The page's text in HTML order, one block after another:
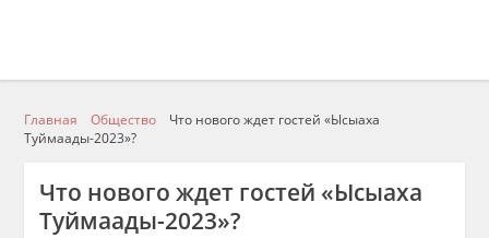
Главная Общество
Что нового ждет гостей «Ысыаха
Туймаады-2023»?
Что нового ждет гостей «Ысыаха
Туймаады-2023»?